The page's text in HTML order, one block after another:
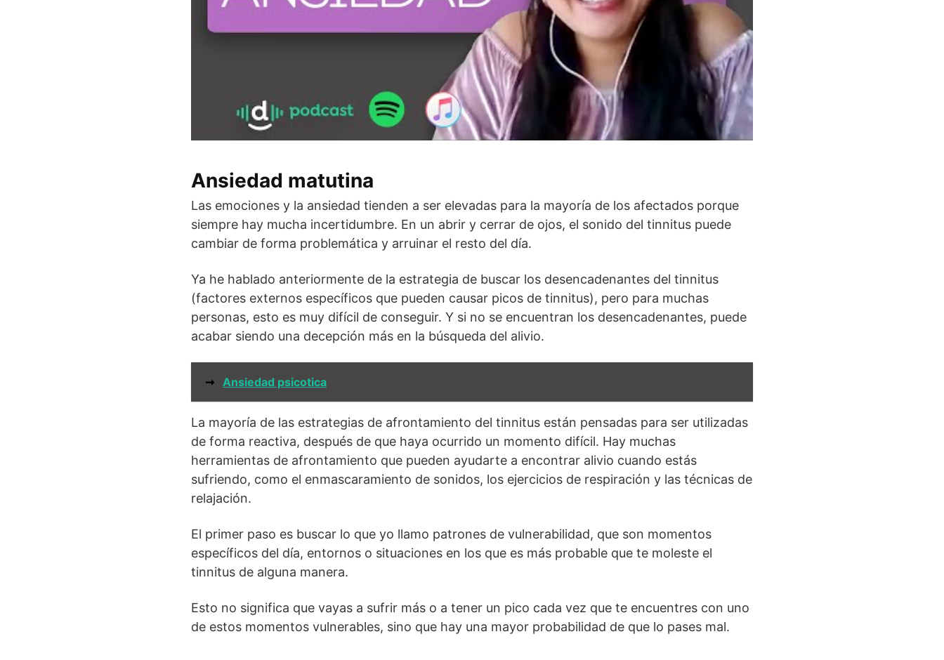
Ansiedad matutina
Las emociones y la ansiedad tienden a ser elevadas para la mayoría de los afectados porque
siempre hay mucha incertidumbre. En un abrir y cerrar de ojos, el sonido del tinnitus puede
cambiar de forma problemática y arruinar el resto del día.
Ya he hablado anteriormente de la estrategia de buscar los desencadenantes del tinnitus
(factores externos específicos que pueden causar picos de tinnitus), pero para muchas
personas, esto es muy difícil de conseguir. Y si no se encuentran los desencadenantes, puede
acabar siendo una decepción más en la búsqueda del alivio.
➞ Ansiedad psicotica
La mayoría de las estrategias de afrontamiento del tinnitus están pensadas para ser utilizadas
de forma reactiva, después de que haya ocurrido un momento difícil. Hay muchas
herramientas de afrontamiento que pueden ayudarte a encontrar alivio cuando estás
sufriendo, como el enmascaramiento de sonidos, los ejercicios de respiración y las técnicas de
relajación.
El primer paso es buscar lo que yo llamo patrones de vulnerabilidad, que son momentos
específicos del día, entornos o situaciones en los que es más probable que te moleste el
tinnitus de alguna manera.
Esto no significa que vayas a sufrir más o a tener un pico cada vez que te encuentres con uno
de estos momentos vulnerables, sino que hay una mayor probabilidad de que lo pases mal.